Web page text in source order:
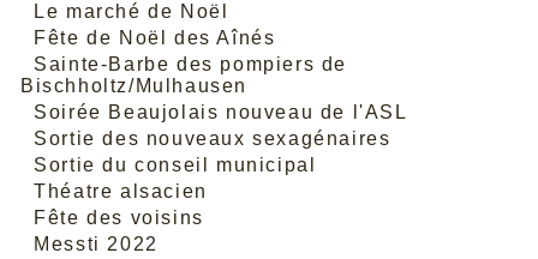
Le marché de Noël
Fête de Noël des Aînés
Sainte-Barbe des pompiers de
Bischholtz/Mulhausen
Soirée Beaujolais nouveau de l'ASL
Sortie des nouveaux sexagénaires
Sortie du conseil municipal
Théatre alsacien
Fête des voisins
Messti 2022